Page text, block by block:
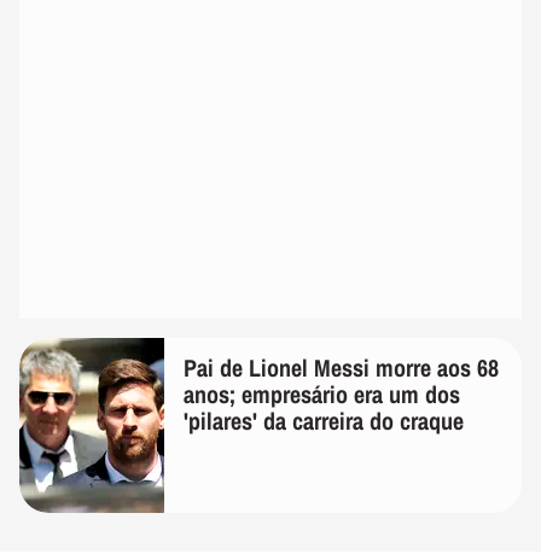
Pai de Lionel Messi morre aos 68
anos; empresário era um dos
'pilares' da carreira do craque